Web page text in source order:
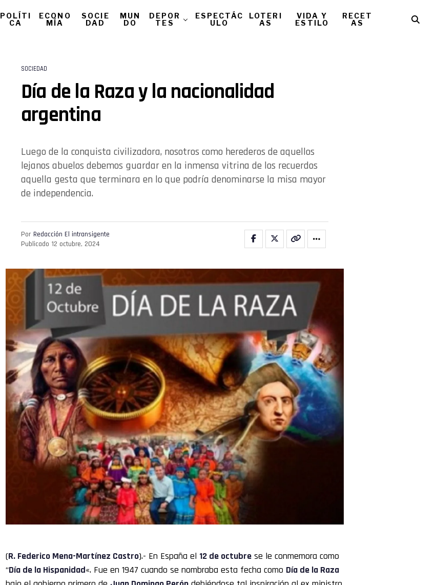
POLÍTI
CA
ECONO
MÍA
SOCIE
DAD
MUN
DO
DEPOR
TES
ESPECTÁC
ULO
LOTERI
AS
VIDA Y
ESTILO
RECET
AS
SOCIEDAD
Día de la Raza y la nacionalidad
argentina
Luego de la conquista civilizadora, nosotros como herederos de aquellos
lejanos abuelos debemos guardar en la inmensa vitrina de los recuerdos
aquella gesta que terminara en lo que podría denominarse la misa mayor
de independencia.
Por Redacción El intransigente
Publicado 12 octubre, 2024
(R. Federico Mena-Martínez Castro).- En España el 12 de octubre se le conmemora como
“Día de la Hispanidad«. Fue en 1947 cuando se nombraba esta fecha como Día de la Raza